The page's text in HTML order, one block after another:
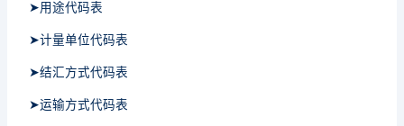
➤用途代码表
➤计量单位代码表
➤结汇方式代码表
➤运输方式代码表